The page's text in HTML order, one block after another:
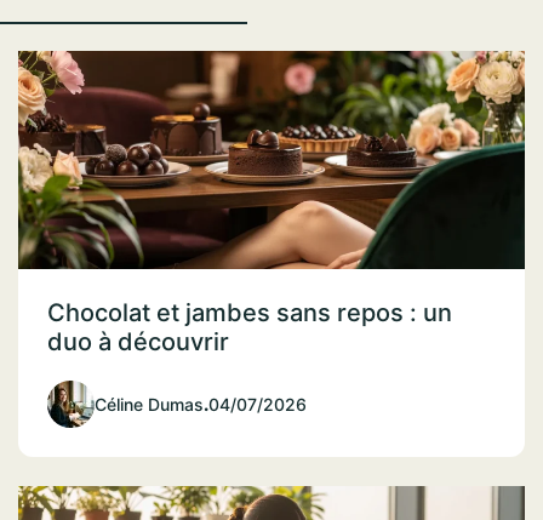
Chocolat et jambes sans repos : un
duo à découvrir
Céline Dumas.04/07/2026